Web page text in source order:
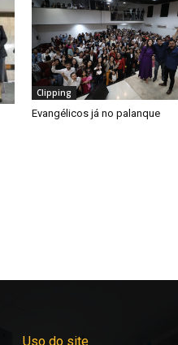
Clipping
Evangélicos já no palanque
Uso do site